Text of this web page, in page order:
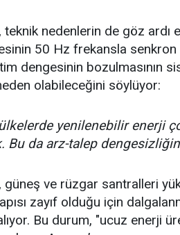
nedenlerin de göz ardı
50 Hz frekansla senkron
dengesinin bozulmasının
olabileceğini söylüyor:
yenilenebilir enerji
Bu da arz-talep
güneş ve rüzgar santralleri
zayıf olduğu için
Bu durum, "ucuz enerji